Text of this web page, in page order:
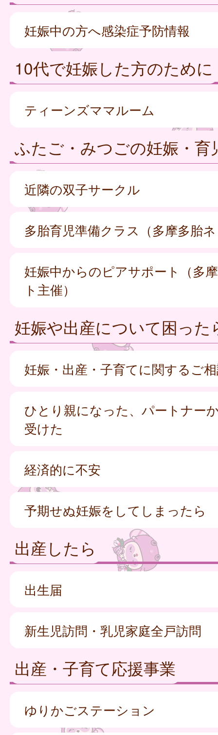
妊娠中の方へ感染症予防情報
10代で妊娠した方のために
ティーンズママルーム
ふたご・みつごの妊娠・育
近隣の双子サークル
多胎育児準備クラス（多摩多胎
妊娠中からのピアサポート（多
ト主催）
妊娠や出産について困った
妊娠・出産・子育てに関するご
ひとり親になった、パートナー
受けた
経済的に不安
予期せぬ妊娠をしてしまったら
出産したら
出生届
新生児訪問・乳児家庭全戸訪問
出産・子育て応援事業
ゆりかごステーション